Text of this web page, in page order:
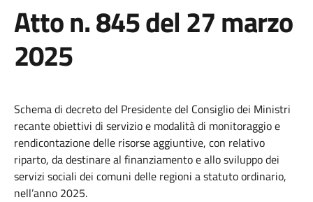
Atto n. 845 del 27 marzo
2025
Schema di decreto del Presidente del Consiglio dei Ministri
recante obiettivi di servizio e modalità di monitoraggio e
rendicontazione delle risorse aggiuntive, con relativo
riparto, da destinare al finanziamento e allo sviluppo dei
servizi sociali dei comuni delle regioni a statuto ordinario,
nell’anno 2025.